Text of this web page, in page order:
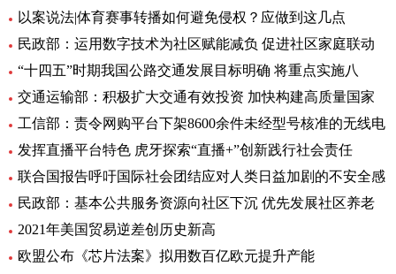
以案说法|体育赛事转播如何避免侵权？应做到这几点
民政部：运用数字技术为社区赋能减负 促进社区家庭联动
“十四五”时期我国公路交通发展目标明确 将重点实施八
交通运输部：积极扩大交通有效投资 加快构建高质量国家
工信部：责令网购平台下架8600余件未经型号核准的无线电
发挥直播平台特色 虎牙探索“直播+”创新践行社会责任
联合国报告呼吁国际社会团结应对人类日益加剧的不安全感
民政部：基本公共服务资源向社区下沉 优先发展社区养老
2021年美国贸易逆差创历史新高
欧盟公布《芯片法案》拟用数百亿欧元提升产能